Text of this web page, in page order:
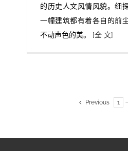
的历史人文风情风貌。细
一幢建筑都有着各自的前
不动声色的美。 [全 文]
Previous 1 ···